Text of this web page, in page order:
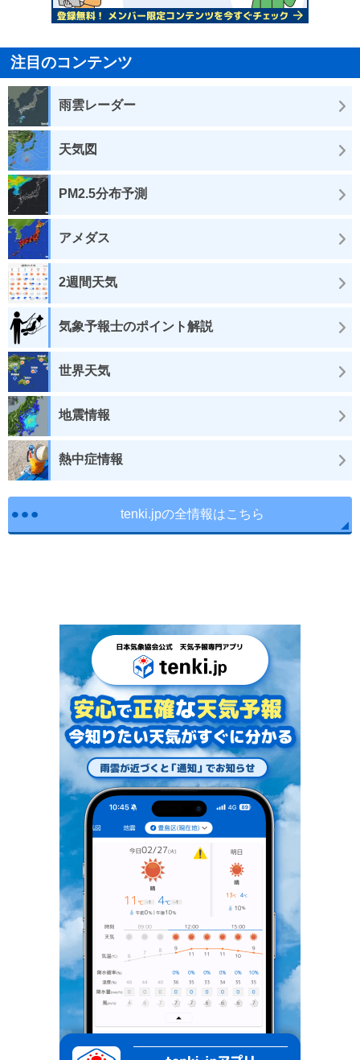
注目のコンテンツ
雨雲レーダー
天気図
PM2.5分布予測
アメダス
2週間天気
気象予報士のポイント解説
世界天気
地震情報
熱中症情報
tenki.jpの全情報はこちら